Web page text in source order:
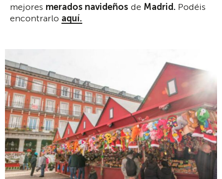
mejores merados navideños de Madrid. Podéis
encontrarlo aquí.